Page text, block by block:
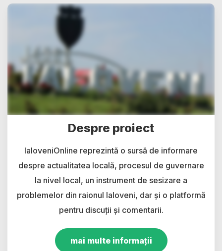
Despre proiect
IaloveniOnline reprezintă o sursă de informare
despre actualitatea locală, procesul de guvernare
la nivel local, un instrument de sesizare a
problemelor din raionul Ialoveni, dar și o platformă
pentru discuții și comentarii.
mai multe informații